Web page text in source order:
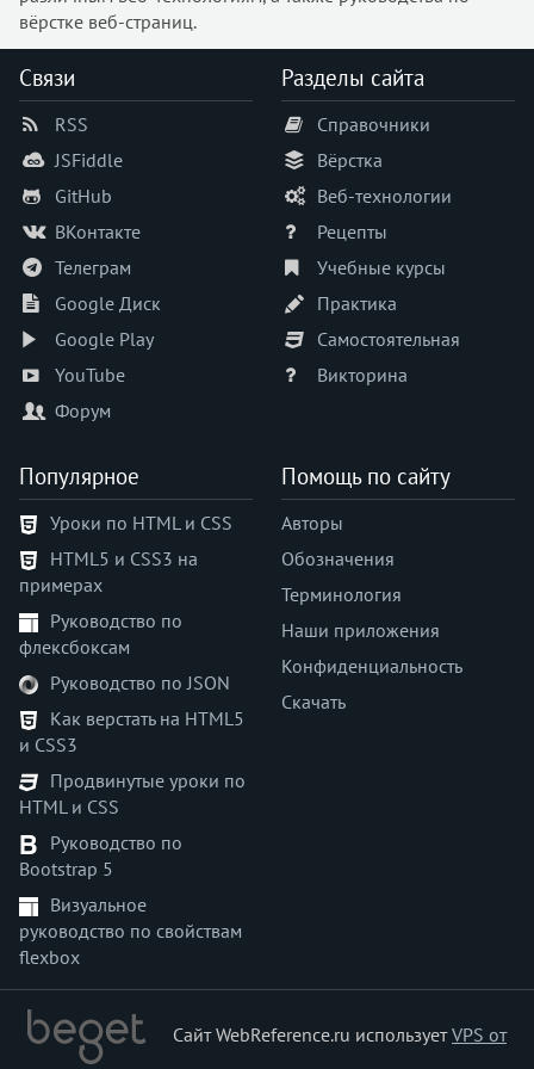
border-image
border-image-repeat
border-image-source
border-inline
border-inline-color
border-inline-end-style
border-inline-end-width
border-inline-start
border-inline-start-color
border-inline-start-style
border-inline-width
border-left
border-left-color
border-left-style
border-left-width
border-radius
border-right
border-right-color
border-right-style
border-right-width
border-spacing
border-start-end-radius
border-start-start-radius
border-style
border-top
border-top-color
border-top-left-radius
border-top-right-radius
border-top-style
вёрстке веб-страниц.
Связи
RSS
JSFiddle
GitHub
ВКонтакте
Телеграм
Google Диск
Google Play
YouTube
Форум
Разделы сайта
Справочники
Вёрстка
Веб-технологии
Рецепты
Учебные курсы
Практика
Самостоятельная
Викторина
Популярное
Уроки по HTML и CSS
HTML5 и CSS3 на
примерах
Руководство по
флексбоксам
Руководство по JSON
Как верстать на HTML5
и CSS3
Продвинутые уроки по
HTML и CSS
Руководство по
Bootstrap 5
Визуальное
руководство по свойствам
flexbox
Помощь по сайту
Авторы
Обозначения
Терминология
Наши приложения
Конфиденциальность
Скачать
Сайт WebReference.ru используетVPS от